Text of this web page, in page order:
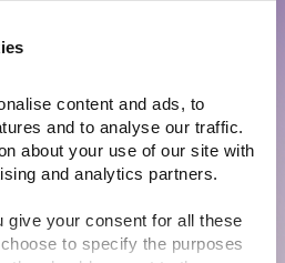
content and ads, to
and to analyse our traffic.
about your use of our site with
and analytics partners.
your consent for all these
to specify the purposes
All rights reserved.